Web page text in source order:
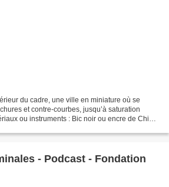
du cadre, une ville en miniature où se
et contre-courbes, jusqu’à saturation
ou instruments : Bic noir ou encre de Chine.
- Podcast - Fondation